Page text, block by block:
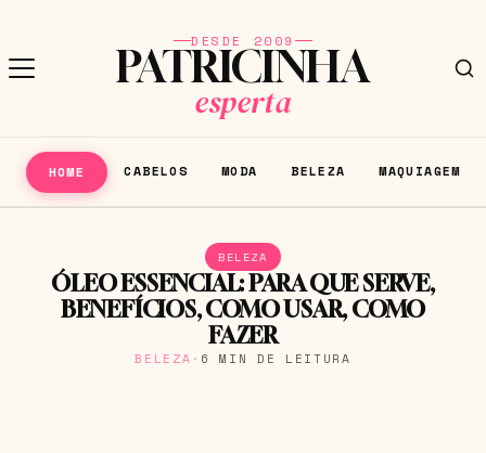
DESDE 2009
PATRICINHA
esperta
HOME CABELOS MODA BELEZA MAQUIAGEM
BELEZA
ÓLEO ESSENCIAL: PARA QUE SERVE,
BENEFÍCIOS, COMO USAR, COMO
FAZER
BELEZA · 6 MIN DE LEITURA